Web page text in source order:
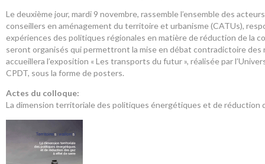
Le deuxième jour, mardi 9 novembre, rassemble l’ensemble des
conseillers en aménagement du territoire et urbanisme (CATUs),
expériences des politiques régionales en matière de réduction de la
seront organisés qui permettront la mise en débat contradictoire
accueillera l’exposition « Les transports du futur », réalisée par
CPDT, sous la forme de posters.
Actes du colloque:
La dimension territoriale des politiques énergétiques et de réduction
couverture061.gif